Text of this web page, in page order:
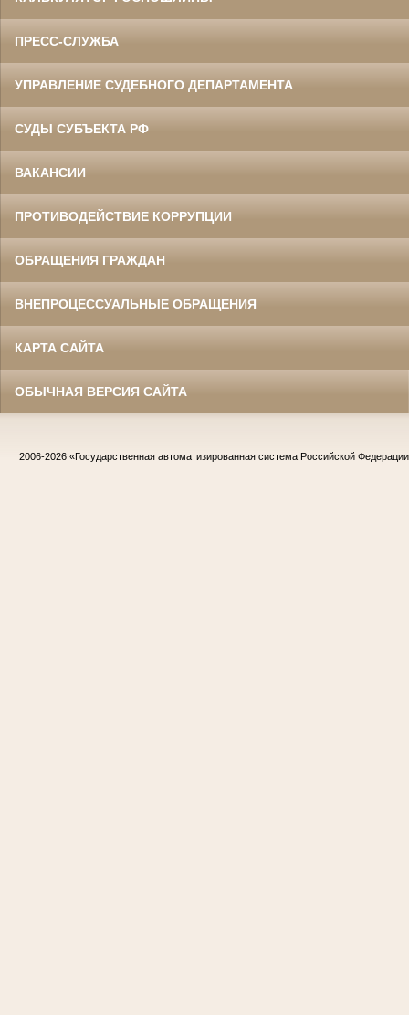
ПРЕСС-СЛУЖБА
УПРАВЛЕНИЕ СУДЕБНОГО ДЕПАРТАМЕНТА
СУДЫ СУБЪЕКТА РФ
ВАКАНСИИ
ПРОТИВОДЕЙСТВИЕ КОРРУПЦИИ
ОБРАЩЕНИЯ ГРАЖДАН
ВНЕПРОЦЕССУАЛЬНЫЕ ОБРАЩЕНИЯ
КАРТА САЙТА
ОБЫЧНАЯ ВЕРСИЯ САЙТА
2006-2026 «Государственная автоматизированная система Российской